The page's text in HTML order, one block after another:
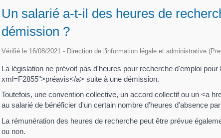
Un salarié a-t-il des heures de
démission ?
Vérifié le 16/08/2021 - Direction de l'information légale et administrative
La législation ne prévoit pas d'heures pour recherche d'emploi
xml=F2855">préavis</a> suite à une démission.
Toutefois, une convention collective, un accord collectif ou un <a
au salarié de bénéficier d'un certain nombre d'heures d'absence
La rémunération des heures de recherche peut être prévue
ou non.